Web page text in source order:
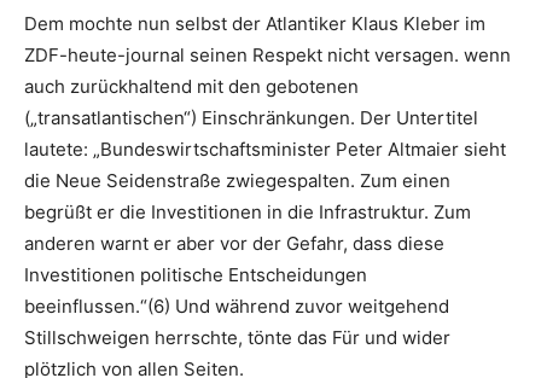
Dem mochte nun selbst der Atlantiker Klaus Kleber im
ZDF-heute-journal seinen Respekt nicht versagen. wenn
auch zurückhaltend mit den gebotenen
(„transatlantischen“) Einschränkungen. Der Untertitel
lautete: „Bundeswirtschaftsminister Peter Altmaier sieht
die Neue Seidenstraße zwiegespalten. Zum einen
begrüßt er die Investitionen in die Infrastruktur. Zum
anderen warnt er aber vor der Gefahr, dass diese
Investitionen politische Entscheidungen
beeinflussen.“(6) Und während zuvor weitgehend
Stillschweigen herrschte, tönte das Für und wider
plötzlich von allen Seiten.